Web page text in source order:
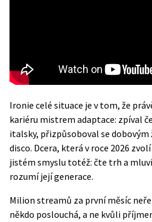
Ironie celé situace je v tom, že
kariéru mistrem adaptace: zpíval
italsky, přizpůsoboval se dobovým
disco. Dcera, která v roce 2026
jistém smyslu totéž: čte trh a
rozumí její generace.
Milion streamů za první měsíc
někdo poslouchá, a ne kvůli